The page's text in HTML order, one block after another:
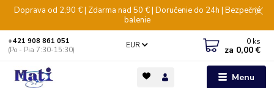
Doprava od 2,90 € | Zdarma nad 50 € | Doručenie do 24h | Bezpečné
balenie
Menu
EUR
+421 908 861 051
(Po - Pia 7:30-15:30)
0 ks
za 0,00 €